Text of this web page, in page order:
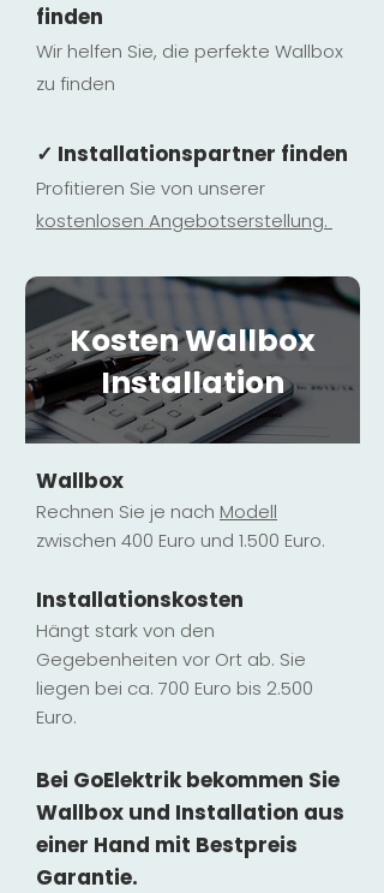
finden
Wir helfen Sie, die perfekte Wallbox
zu finden
✓ Installationspartner finden
Profitieren Sie von unserer
kostenlosen Angebotserstellung.
Kosten Wallbox
Installation
Wallbox
Rechnen Sie je nach Modell
zwischen 400 Euro und 1.500 Euro.
Installationskosten
Hängt stark von den
Gegebenheiten vor Ort ab. Sie
liegen bei ca. 700 Euro bis 2.500
Euro.
Bei GoElektrik bekommen Sie
Wallbox und Installation aus
einer Hand mit Bestpreis
Garantie.